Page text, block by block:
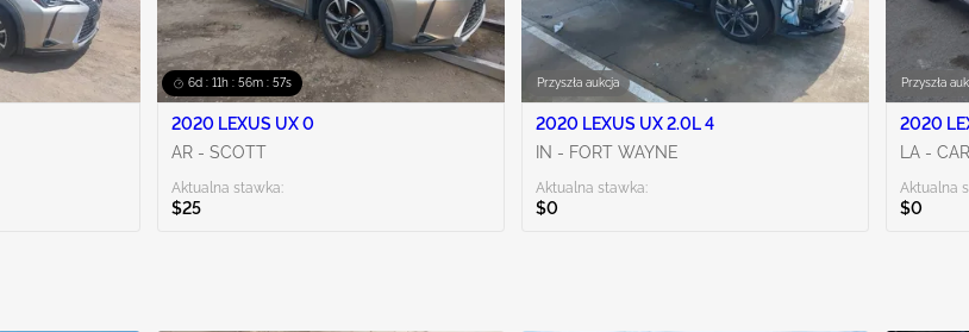
6d : 11h : 56m : 56s
2020 LEXUS UX 0
AR - SCOTT
Aktualna stawka:
$25
Przyszła aukcja
2020 LEXUS UX 2.0L 4
IN - FORT WAYNE
Aktualna stawka:
$0
Przyszła
2020
LA -
Aktualna
$0